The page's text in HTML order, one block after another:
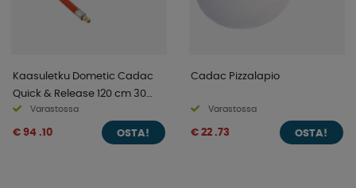
Kaasuletku Dometic Cadac
Quick & Release 120 cm 30
mbarVarastossa
€ 94 .10 OSTA!
Cadac Pizzalapio
Varastossa
€ 22 .73 OSTA!